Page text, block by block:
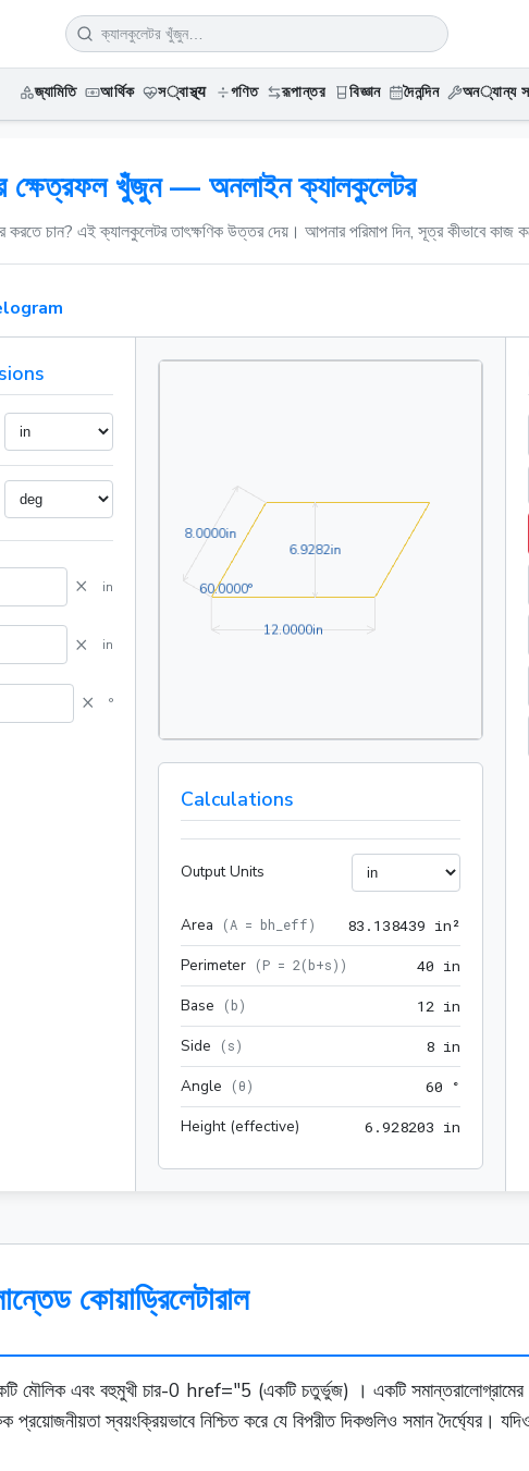
জ্যামিতি আর্থিক স्বাস্থ্य গণিত রূপান্তর বিজ্ঞান দৈনন্দিন অন्যান্য
ক্ষেত্রফল খুঁজুন — অনলাইন ক্যালকুলেটর
করতে চান? এই ক্যালকুলেটর তাৎক্ষণিক উত্তর দেয়। আপনার পরিমাপ দিন, সূত্র কীভাবে কাজ
× in
× in
× °
12.0000in12.0000in
8.0000in8.0000in
6.9282in6.9282in
60.0000°60.0000°
Calculations
Output Units
Area (A = bh_eff) 83 . 1 38439 in²
Perimeter (P = 2(b+s) ) 40 in40 in
Base (b) 12 in12 in
Side (s) 8 in8 in
Angle (θ) 60 °
Height (effective) 6 .928203 in
কোয়াড্রিলেটারাল
মৌলিক এবং বহুমুখী চার-0 href="5 (একটি চতুর্ভুজ) । একটি
স্বয়ংক্রিয়ভাবে নিশ্চিত করে যে বিপরীত দিকগুলিও সমান দৈর্ঘ্যের।